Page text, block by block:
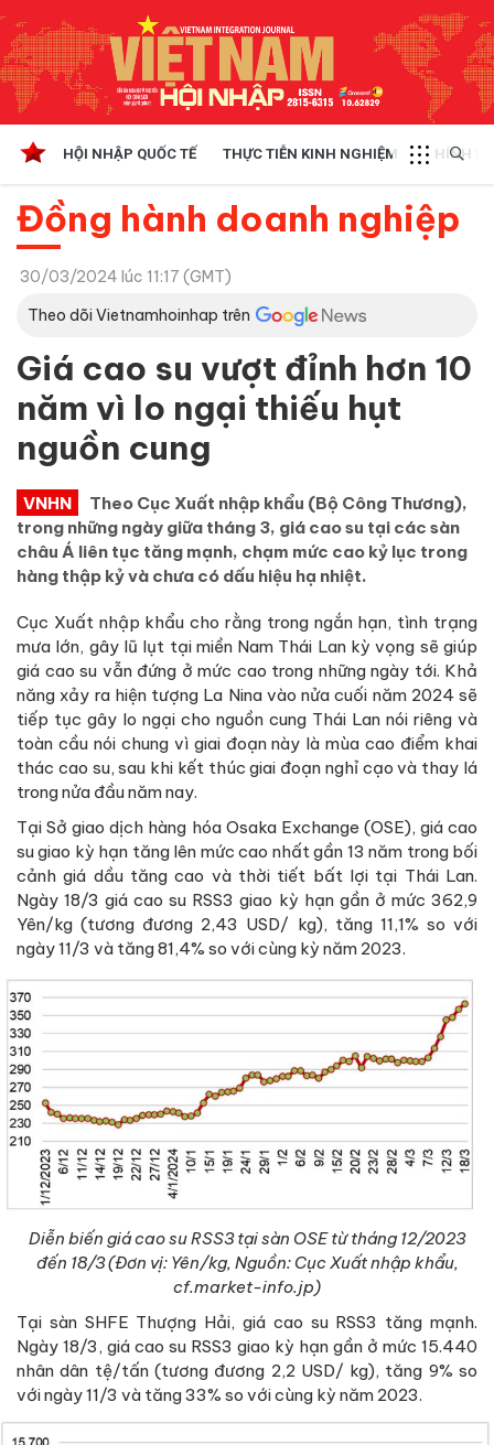
HỘI NHẬP QUỐC TẾ THỰC TIỄN KINH NGHIỆM CHÍNH
Đồng hành doanh nghiệp
30/03/2024 lúc 11:17 (GMT)
Theo dõi Vietnamhoinhap trên
Giá cao su vượt đỉnh hơn 10
năm vì lo ngại thiếu hụt
nguồn cung
VNHN
Theo Cục Xuất nhập khẩu (Bộ Công Thương),
trong những ngày giữa tháng 3, giá cao su tại các sàn
châu Á liên tục tăng mạnh, chạm mức cao kỷ lục trong
hàng thập kỷ và chưa có dấu hiệu hạ nhiệt.
Cục Xuất nhập khẩu cho rằng trong ngắn hạn, tình trạng
mưa lớn, gây lũ lụt tại miền Nam Thái Lan kỳ vọng sẽ giúp
giá cao su vẫn đứng ở mức cao trong những ngày tới. Khả
năng xảy ra hiện tượng La Nina vào nửa cuối năm 2024 sẽ
tiếp tục gây lo ngại cho nguồn cung Thái Lan nói riêng và
toàn cầu nói chung vì giai đoạn này là mùa cao điểm khai
thác cao su, sau khi kết thúc giai đoạn nghỉ cạo và thay lá
trong nửa đầu năm nay.
Tại Sở giao dịch hàng hóa Osaka Exchange (OSE), giá cao
su giao kỳ hạn tăng lên mức cao nhất gần 13 năm trong bối
cảnh giá dầu tăng cao và thời tiết bất lợi tại Thái Lan.
Ngày 18/3 giá cao su RSS3 giao kỳ hạn gần ở mức 362,9
Yên/kg (tương đương 2,43 USD/ kg), tăng 11,1% so với
ngày 11/3 và tăng 81,4% so với cùng kỳ năm 2023.
Diễn biến giá cao su RSS3 tại sàn OSE từ tháng 12/2023
đến 18/3 (Đơn vị: Yên/kg, Nguồn: Cục Xuất nhập khẩu,
cf.market-info.jp)
Tại sàn SHFE Thượng Hải, giá cao su RSS3 tăng mạnh.
Ngày 18/3, giá cao su RSS3 giao kỳ hạn gần ở mức 15.440
nhân dân tệ/tấn (tương đương 2,2 USD/ kg), tăng 9% so
với ngày 11/3 và tăng 33% so với cùng kỳ năm 2023.